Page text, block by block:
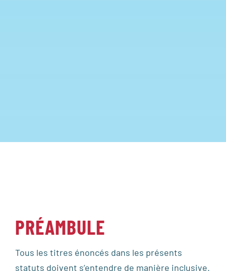
PRÉAMBULE
Tous les titres énoncés dans les présents
statuts doivent s’entendre de manière inclusive.